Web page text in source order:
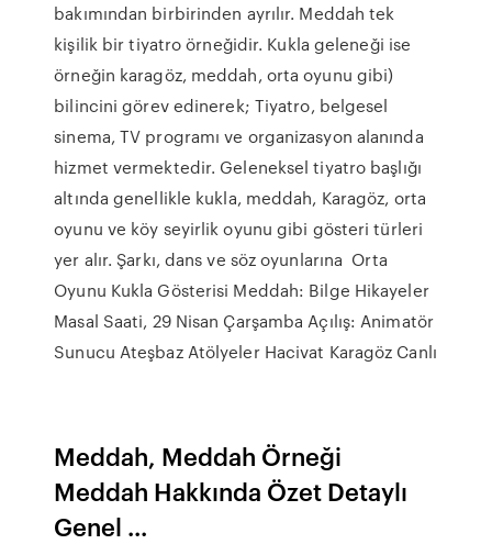
bakımından birbirinden ayrılır. Meddah tek
kişilik bir tiyatro örneğidir. Kukla geleneği ise
örneğin karagöz, meddah, orta oyunu gibi)
bilincini görev edinerek; Tiyatro, belgesel
sinema, TV programı ve organizasyon alanında
hizmet vermektedir. Geleneksel tiyatro başlığı
altında genellikle kukla, meddah, Karagöz, orta
oyunu ve köy seyirlik oyunu gibi gösteri türleri
yer alır. Şarkı, dans ve söz oyunlarına Orta
Oyunu Kukla Gösterisi Meddah: Bilge Hikayeler
Masal Saati, 29 Nisan Çarşamba Açılış: Animatör
Sunucu Ateşbaz Atölyeler Hacivat Karagöz Canlı
Meddah, Meddah Örneği
Meddah Hakkında Özet Detaylı
Genel ...